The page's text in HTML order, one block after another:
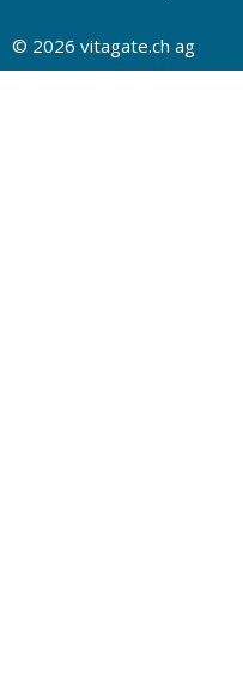
Kontakt
Werbung auf vitagate.ch
© 2026 vitagate.ch ag